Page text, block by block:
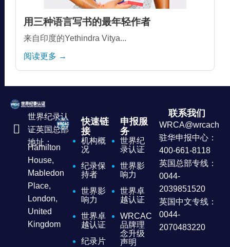
用三种语言写书的最年轻作者
来自印度的Yethindra Vitya...
阅读更多 →
世界纪录认
证英国总部
地址：
Hamilton
House,
Mabledon
Place,
London,
United
Kingdom
快速链
接
机构概
况
纪录保
持者
世界影
响力
世界卓
越认证
纪录片
申报服
务
世界纪
录认证
世界影
响力
世界卓
越认证
WRCAC
品牌理
念升级
声明
联系我们
驻华申报中心：
400-661-8118
英国总部专线：
0044-
2039851520
英国中文专线：
0044-
2070483220